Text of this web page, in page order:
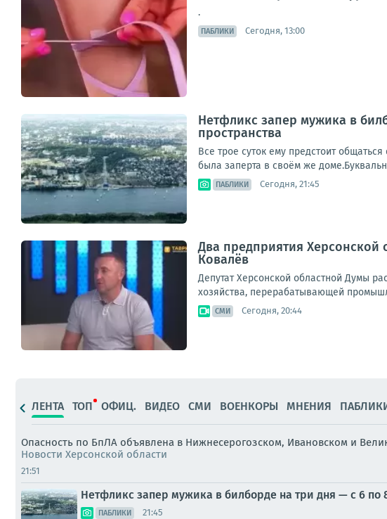
.
ПАБЛИКИ Сегодня, 13:00
Нетфликс запер мужика в
пространства
Все трое суток ему предстоит
была заперта в своём же
ПАБЛИКИ Сегодня, 21:45
Два предприятия Херсонской
Ковалёв
Депутат Херсонской областной Думы
хозяйства, перерабатывающей
СМИ Сегодня, 20:44
ЛЕНТА ТОП ОФИЦ. ВИДЕО СМИ ВОЕНКОРЫ МНЕНИЯ
Опасность по БпЛА объявлена в Нижнесерогозском, Ивановском и
Новости Херсонской области
21:51
Нетфликс запер мужика в билборде на три дня — с 6 по
ПАБЛИКИ 21:45